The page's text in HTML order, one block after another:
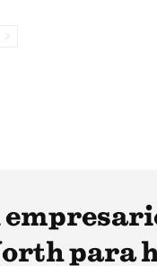
para